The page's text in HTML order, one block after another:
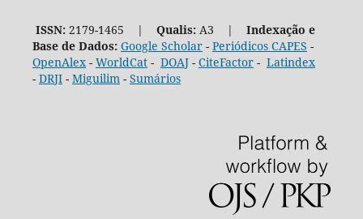
ISSN:2179-1465 | Qualis:A3 | Indexação e
Base de Dados: Google Scholar- Periódicos CAPES -
OpenAlex- WorldCat- DOAJ- CiteFactor- Latindex
- DRJI- Miguilim- Sumários